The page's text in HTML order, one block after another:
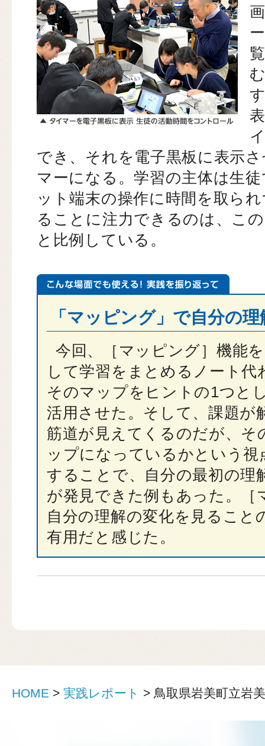
HOME > 実践レポート > 鳥取県岩美町立岩
でき、それを電子黒板に表示
マーになる。学習の主体は生
ット端末の操作に時間を取ら
ることに注力できるのは、こ
と比例している。
「マッピング」で自分の
今回、［マッピング］機能
して学習をまとめるノート
そのマップをヒントの1つと
活用させた。そして、課題が
筋道が見えてくるのだが、そ
ップになっているかという
することで、自分の最初の理
が発見できた例もあった。［
自分の理解の変化を見ること
有用だと感じた。